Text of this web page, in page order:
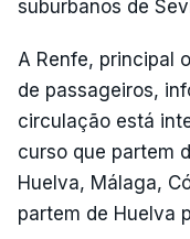
suburbanos de
A Renfe, principal
de passageiros,
circulação está
curso que partem
Huelva, Málaga,
partem de Huelva